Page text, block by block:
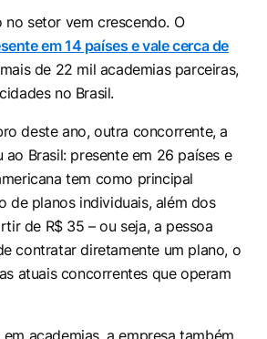
no setor vem crescendo. O
em 14 países e vale cerca de
de 22 mil academias parceiras,
no Brasil.
deste ano, outra concorrente, a
ao Brasil: presente em 26 países e
tem como principal
de planos individuais, além dos
de R$ 35 – ou seja, a pessoa
contratar diretamente um plano, o
atuais concorrentes que operam
academias, a empresa também